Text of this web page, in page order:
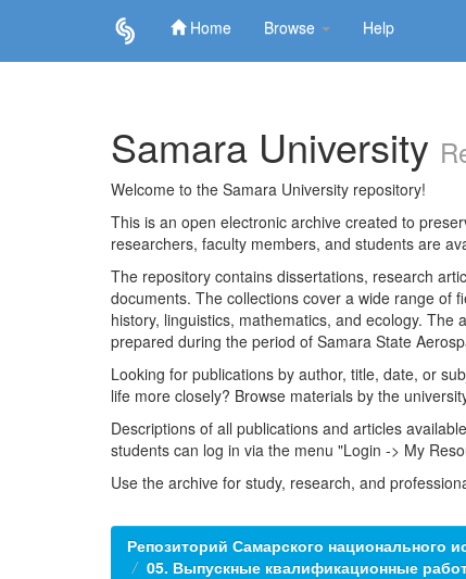
Home Browse Help
Samara University
Welcome to the Samara University repository!
This is an open electronic archive created to
researchers, faculty members, and students are
The repository contains dissertations, research
documents. The collections cover a wide range of
history, linguistics, mathematics, and ecology.
prepared during the period of Samara State
Looking for publications by author, title, date, or
life more closely? Browse materials by the
Descriptions of all publications and articles
students can log in via the menu "Login -> My
Use the archive for study, research, and
Репозиторий Самарского национального
05. Выпускные квалификационные